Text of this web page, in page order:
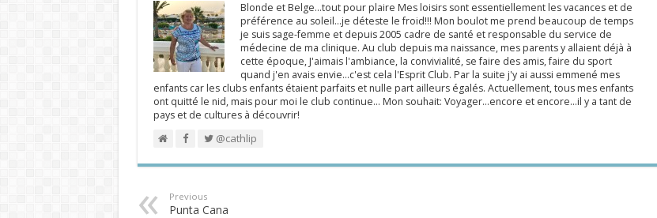
Blonde et Belge...tout pour plaire Mes loisirs sont essentiellement les vacances et de
préférence au soleil...je déteste le froid!!! Mon boulot me prend beaucoup de temps
je suis sage-femme et depuis 2005 cadre de santé et responsable du service de
médecine de ma clinique. Au club depuis ma naissance, mes parents y allaient déjà à
cette époque, J'aimais l'ambiance, la convivialité, se faire des amis, faire du sport
quand j'en avais envie...c'est cela l'Esprit Club. Par la suite j'y ai aussi emmené mes
enfants car les clubs enfants étaient parfaits et nulle part ailleurs égalés. Actuellement, tous mes enfants
ont quitté le nid, mais pour moi le club continue... Mon souhait: Voyager...encore et encore...il y a tant de
pays et de cultures à découvrir!
@cathlip
Previous
Punta Cana